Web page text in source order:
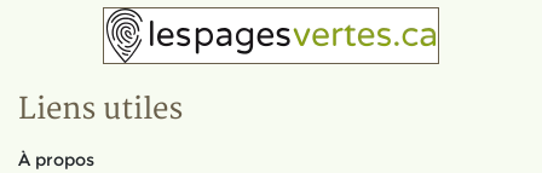
Liens utiles
À propos